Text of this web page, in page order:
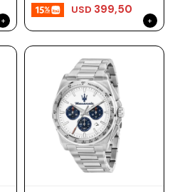
USD 399,50